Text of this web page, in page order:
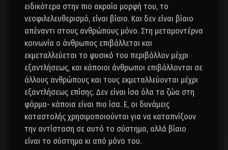
ειδικότερα στην πιο ακραία μορφή του, το
νεοφιλελευθερισμό, είναι βίαιο. Και δεν είναι βίαιο
απέναντι στους ανθρώπους μόνο. Στη μεταμοντέρνα
κοινωνία ο άνθρωπος επιβάλλεται και
εκμεταλλεύεται το φυσικό του περιβάλλον μέχρι
εξαντλήσεως, και κάποιοι άνθρωποι επιβάλλονται σε
άλλους ανθρώπους και τους εκμεταλλεύονται μέχρι
εξαντλήσεως επίσης. Δεν είναι ίσα όλα τα ζώα στη
φάρμα- κάποια είναι πιο ίσα. Ε, οι δυνάμεις
καταστολής χρησιμοποιούνται για να καταπνίξουν
την αντίσταση σε αυτό το σύστημα, αλλά βίαιο
είναι το σύστημα κι από μόνο του.